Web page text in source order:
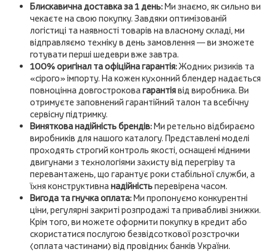
Блискавична доставка за 1 день:Ми знаємо, як сильно ви
чекаєте на свою покупку. Завдяки оптимізованій
логістиці та наявності товарів на власному складі, ми
відправляємо техніку в день замовлення — ви зможете
готувати перші шедеври вже завтра.
100% оригінал та офіційна гарантія:Жодних ризиків та
«сірого» імпорту. На кожен кухонний блендер надається
повноцінна довгостроковагарантіявід виробника. Ви
отримуєте заповнений гарантійний талон та всебічну
сервісну підтримку.
Виняткова надійність брендів:Ми ретельно відбираємо
виробників для нашого каталогу. Представлені моделі
проходять строгий контроль якості, оснащені мідними
двигунами з технологіями захисту від перегріву та
перевантажень, що гарантує роки стабільної служби, а
їхня конструктивнанадійністьперевірена часом.
Вигода та гнучка оплата:Ми пропонуємо конкурентні
ціни, регулярні закриті розпродажі та привабливі знижки.
Крім того, ви можете оформити покупку в кредит або
скористатися послугою безвідсоткової розстрочки
(оплата частинами) від провідних банків України.